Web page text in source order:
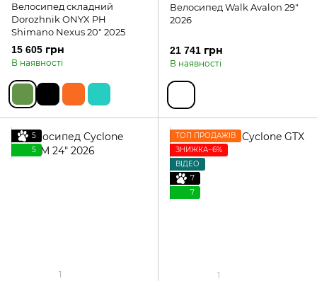
Велосипед складний
Dorozhnik ONYX PH
Shimano Nexus 20" 2025
15 605 грн
В наявності
Велосипед Walk Avalon 29"
2026
21 741 грн
В наявності
5
5
1
ТОП ПРОДАЖІВ
ЗНИЖКА−6%
ВІДЕО
7
7
1